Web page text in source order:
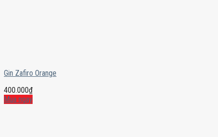
Gin Zafiro Orange
400.000₫
Mua ngay